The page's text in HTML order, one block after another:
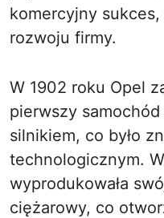
komercyjny
rozwoju firmy.
W 1902 roku Opel
pierwszy
silnikiem, co było
technologicznym.
wyprodukowała
ciężarowy, co